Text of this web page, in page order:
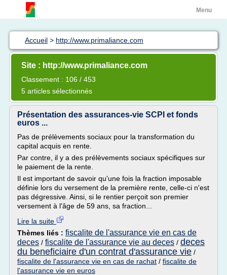
Menu
Accueil > http://www.primaliance.com
Site : http://www.primaliance.com
Classement : 106 / 453
5 articles sélectionnés
Présentation des assurances-vie SCPI et fonds
euros ...
Pas de prélèvements sociaux pour la transformation du
capital acquis en rente.
Par contre, il y a des prélèvements sociaux spécifiques sur
le paiement de la rente.
Il est important de savoir qu'une fois la fraction imposable
définie lors du versement de la première rente, celle-ci n'est
pas dégressive. Ainsi, si le rentier perçoit son premier
versement à l'âge de 59 ans, sa fraction...
Lire la suite
Thèmes liés : fiscalite de l'assurance vie en cas de
deces / fiscalite de l'assurance vie au deces / deces
du beneficiaire d'un contrat d'assurance vie /
fiscalite de l'assurance vie en cas de rachat / fiscalite de
l'assurance vie en euros